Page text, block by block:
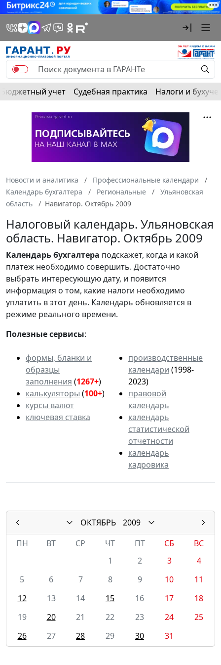
Бюджетный учет Судебная практика Налоги и
Новости и аналитика
Профессиональные календари
Календарь бухгалтера
Региональные
Ульяновская
область
Навигатор. Октябрь 2009
Налоговый календарь. Ульяновская
область. Навигатор. Октябрь 2009
Календарьбухгалтера подскажет, когда и какой
платеж необходимо совершить. Достаточно
выбрать интересующую дату, и появится
информация о том, какие налоги необходимо
уплатить в этот день. Календарь обновляется в
режиме реального времени.
Полезные сервисы:
формы, бланки и
образцы
заполнения (1267+)
калькуляторы (100+)
курсы валют
ключевая ставка
производственные
календари (1998-
2023)
правовой
календарь
календарь
статистической
отчетности
календарь
кадровика
ОКТЯБРЬ
2009
ПН
ВТ СР ЧТ ПТ СБ
ВС
1
2 3
4
5
6 7 8 9 10
11
12
13 14 15 16 17
18
19
20 21 22 23 24
25
26
27 28 29 30 31